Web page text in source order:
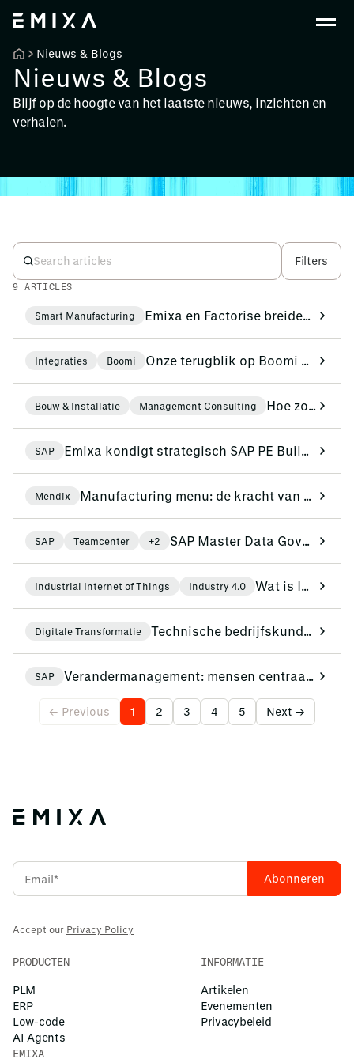
Nieuws & Blogs
Nieuws & Blogs
Blijf op de hoogte van het laatste nieuws, inzichten en
verhalen.
Filters
9 ARTICLES
Smart Manufacturing Emixa en Factorise breiden hun samenwerking in de EMEA-regio uit om de digitalisering van de werkvloer te versnellen
Integraties Boomi Onze terugblik op Boomi World Tour 2026 in Londen
Bouw & Installatie Management Consulting Hoe zorg je voor een uniforme werkwijze in een groeiend bouwbedrijf?
SAP Emixa kondigt strategisch SAP PE Build‑partnerschap aan
Mendix Manufacturing menu: de kracht van quality management en compliance
SAP Teamcenter +2 SAP Master Data Governance: gegevens omzetten in een strategisch bedrijfsmiddel
Industrial Internet of Things Industry 4.0 Wat is Industrial Internet of Things (IIoT)?
Digitale Transformatie Technische bedrijfskunde studenten duiken in de digitale wereld bij Siemens
SAP Verandermanagement: mensen centraal in SAP S/4HANA‑implementaties
← Previous 1 2 3 4 5 Next →
Accept our Privacy Policy
PRODUCTEN
PLM
ERP
Low-code
AI Agents
INFORMATIE
Artikelen
Evenementen
Privacybeleid
EMIXA